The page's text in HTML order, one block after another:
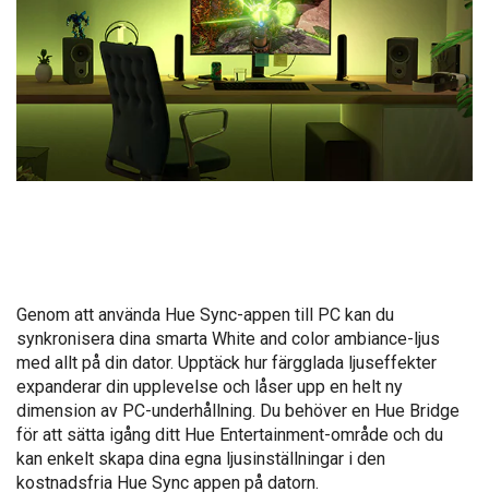
Genom att använda Hue Sync-appen till PC kan du
synkronisera dina smarta White and color ambiance-ljus
med allt på din dator. Upptäck hur färgglada ljuseffekter
expanderar din upplevelse och låser upp en helt ny
dimension av PC-underhållning. Du behöver en Hue Bridge
för att sätta igång ditt Hue Entertainment-område och du
kan enkelt skapa dina egna ljusinställningar i den
kostnadsfria Hue Sync appen på datorn.